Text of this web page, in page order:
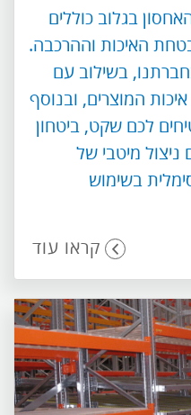
בגלוב כוללים
האיכות וההרכבה.
בשילוב עם
המוצרים, ובנוסף
לכם שקט, ביטחון
ניצול מיטבי של
בשימוש
קראו עוד